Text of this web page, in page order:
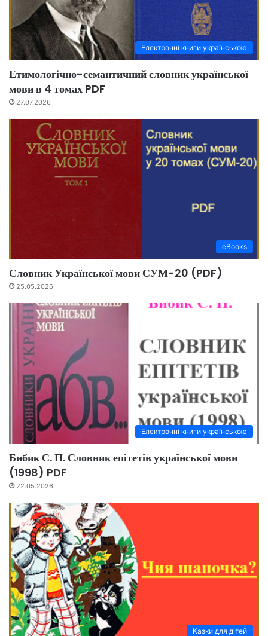
Електронні книги українською
Етимологічно-семантичний словник української
мови в 4 томах PDF
27.07.2026
eBooks
Словник Української мови СУМ-20 (PDF)
25.05.2026
Електронні книги українською
Бибик С. П. Словник епітетів української мови
(1998) PDF
22.05.2026
Казки для дітей